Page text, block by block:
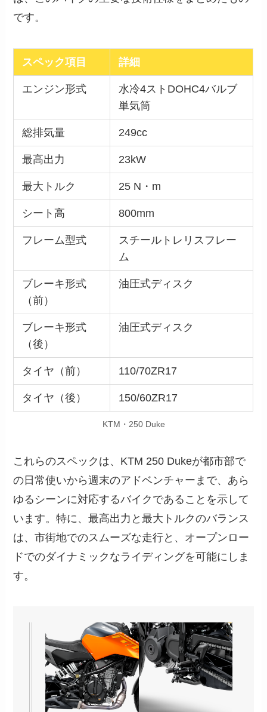
です。
スペック項目 詳細
エンジン形式
水冷4ストDOHC4バルブ
単気筒
総排気量 249cc
最高出力 23kW
最大トルク 25 N・m
シート高 800mm
フレーム型式
スチールトレリスフレー
ム
ブレーキ形式
（前）
油圧式ディスク
ブレーキ形式
（後）
油圧式ディスク
タイヤ（前） 110/70ZR17
タイヤ（後） 150/60ZR17
KTM・250 Duke
これらのスペックは、KTM 250 Dukeが都市部で
の日常使いから週末のアドベンチャーまで、あら
ゆるシーンに対応するバイクであることを示して
います。特に、最高出力と最大トルクのバランス
は、市街地でのスムーズな走行と、オープンロー
ドでのダイナミックなライディングを可能にしま
す。